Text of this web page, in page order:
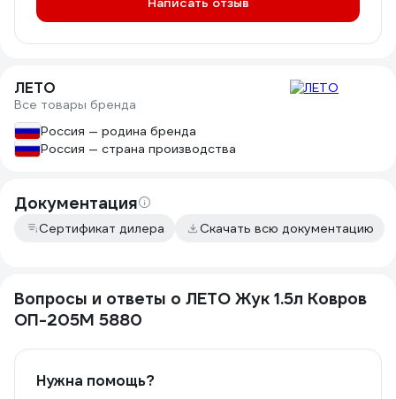
ЛЕТО
Все товары бренда
Россия — родина бренда
Россия — страна производства
Документация
Сертификат дилера Скачать всю документацию
Вопросы и ответы о ЛЕТО Жук 1.5л Ковров
ОП-205М 5880
Нужна помощь?